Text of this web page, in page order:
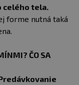
celého tela.
forme nutná taká
ČO SA